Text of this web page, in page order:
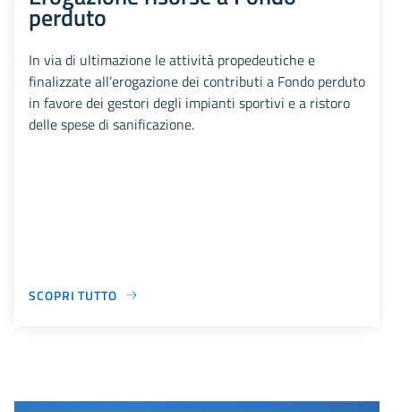
perduto
In via di ultimazione le attività propedeutiche e
finalizzate all’erogazione dei contributi a Fondo perduto
in favore dei gestori degli impianti sportivi e a ristoro
delle spese di sanificazione.
SCOPRI TUTTO